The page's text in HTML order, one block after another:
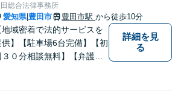
総合法律事務所
愛知県| 豊田市 豊田市駅 から徒歩10分
地域密着で法的サービスを
供】【駐車場6台完備】【初
３０分相談無料】【弁護士3
詳細を見
る